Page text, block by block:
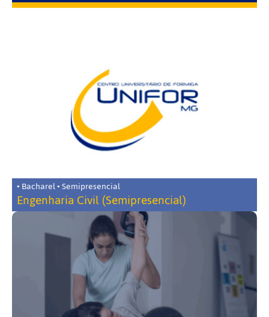
• Bacharel • Semipresencial
Engenharia Civil (Semipresencial)